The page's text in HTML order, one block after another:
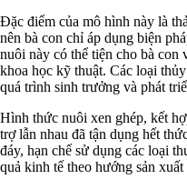
Đặc điểm của mô hình này là
nên bà con chỉ áp dụng biện
nuôi này có thể tiện cho bà con
khoa học kỹ thuật. Các loại
quá trình sinh trưởng và phát
Hình thức nuôi xen ghép, kết
trợ lẫn nhau đã tận dụng hết
đáy, hạn chế sử dụng các loại
quả kinh tế theo hướng sản